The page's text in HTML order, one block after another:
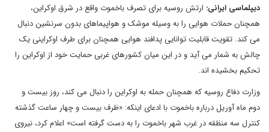
دیپلماسی ایرانی: ارتش روسیه برای تصرف باخموت واقع در شرق اوکراین،
همچنان حملات هوایی را به وسیله موشک و هواپیماهای بدون سرنشین دنبال
می کند. تقویت قابلیت توانایی پدافند هوایی همچنان برای طرف اوکراینی یک
چالش به شمار می آید و در این میان کشورهای غربی حمایت خود از اوکراین را
تحکیم بخشیده اند.
وزارت دفاع روسیه که همچنان حمله به اوکراین را دنبال می کند، روز بیست و
دوم ماه آوریل درباره باخموت با ادعای اینکه: «ظرف بیست و چهار ساعت گذشته
کنترل سه منظقه در غرب شهر باخموت را به دست گرفته است» ‌اعلام کرد،‌ نیروی